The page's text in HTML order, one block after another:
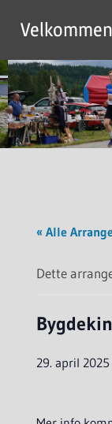
content
« Alle
Dette
29. april